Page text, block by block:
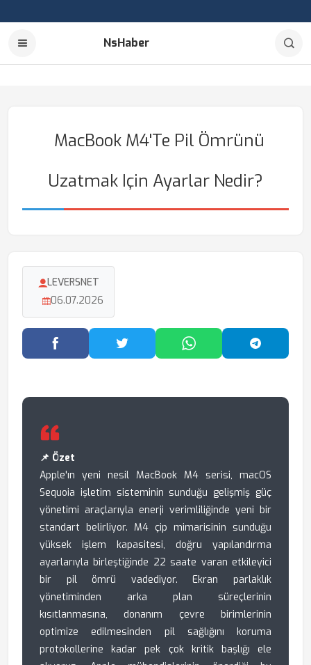
NsHaber
MacBook M4'te Pil Ömrünü
Uzatmak Için Ayarlar Nedir?
LEVERSNET
06.07.2026
Facebook'ta PaylaşTwitter'da PaylaşWhatsApp'ta Paylaş
📌 Özet
Apple'ın yeni nesil MacBook M4 serisi, macOS
Sequoia işletim sisteminin sunduğu gelişmiş güç
yönetimi araçlarıyla enerji verimliliğinde yeni bir
standart belirliyor. M4 çip mimarisinin sunduğu
yüksek işlem kapasitesi, doğru yapılandırma
ayarlarıyla birleştiğinde 22 saate varan etkileyici
bir pil ömrü vadediyor. Ekran parlaklık
yönetiminden arka plan süreçlerinin
kısıtlanmasına, donanım çevre birimlerinin
optimize edilmesinden pil sağlığını koruma
protokollerine kadar pek çok kritik başlığı ele